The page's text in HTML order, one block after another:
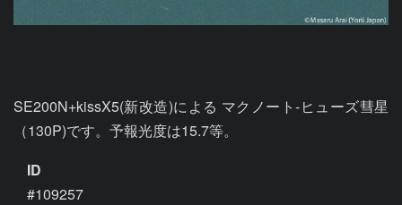
SE200N+kissX5(新改造)による マクノート-ヒューズ彗星
（130P)です。予報光度は15.7等。
ID
#109257